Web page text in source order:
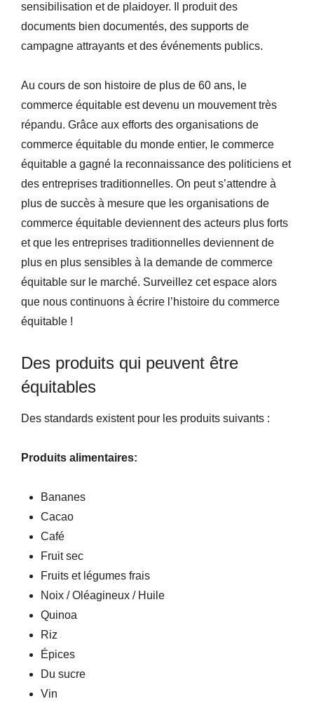
sensibilisation et de plaidoyer. Il produit des
documents bien documentés, des supports de
campagne attrayants et des événements publics.
Au cours de son histoire de plus de 60 ans, le
commerce équitable est devenu un mouvement très
répandu. Grâce aux efforts des organisations de
commerce équitable du monde entier, le commerce
équitable a gagné la reconnaissance des politiciens et
des entreprises traditionnelles. On peut s’attendre à
plus de succès à mesure que les organisations de
commerce équitable deviennent des acteurs plus forts
et que les entreprises traditionnelles deviennent de
plus en plus sensibles à la demande de commerce
équitable sur le marché. Surveillez cet espace alors
que nous continuons à écrire l’histoire du commerce
équitable !
Des produits qui peuvent être
équitables
Des standards existent pour les produits suivants :
Produits alimentaires:
Bananes
Cacao
Café
Fruit sec
Fruits et légumes frais
Noix / Oléagineux / Huile
Quinoa
Riz
Épices
Du sucre
Vin